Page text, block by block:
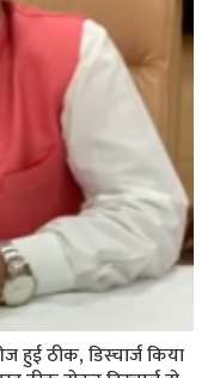
हुई ठीक, डिस्‍चार्ज किया